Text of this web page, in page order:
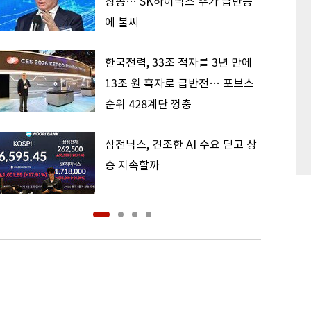
에 불씨
한국전력, 33조 적자를 3년 만에
13조 원 흑자로 급반전… 포브스
순위 428계단 껑충
삼전닉스, 견조한 AI 수요 딛고 상
승 지속할까